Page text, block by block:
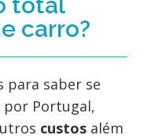
carro?
para saber se
por Portugal,
custosalém